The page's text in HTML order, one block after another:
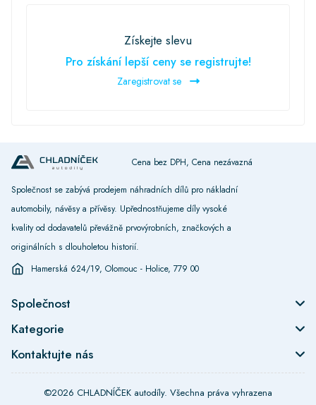
Získejte slevu
Pro získání lepší ceny se registrujte!
Zaregistrovat se
Cena bez DPH, Cena nezávazná
Společnost se zabývá prodejem náhradních dílů pro nákladní
automobily, návěsy a přívěsy. Upřednostňujeme díly vysoké
kvality od dodavatelů převážně prvovýrobních, značkových a
originálních s dlouholetou historií.
Hamerská 624/19, Olomouc - Holice, 779 00
Společnost
Kategorie
Kontaktujte nás
©2026 CHLADNÍČEK autodíly. Všechna práva vyhrazena